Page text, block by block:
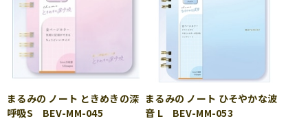
まるみの ノート ときめきの深
呼吸S BEV-MM-045
まるみの ノート ひそやかな波
音 L BEV-MM-053